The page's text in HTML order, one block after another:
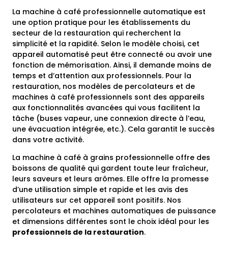
La machine à café professionnelle automatique est
une option pratique pour les établissements du
secteur de la restauration qui recherchent la
simplicité et la rapidité. Selon le modèle choisi, cet
appareil automatisé peut être connecté ou avoir une
fonction de mémorisation. Ainsi, il demande moins de
temps et d’attention aux professionnels. Pour la
restauration, nos modèles de percolateurs et de
machines à café professionnels sont des appareils
aux fonctionnalités avancées qui vous facilitent la
tâche (buses vapeur, une connexion directe à l’eau,
une évacuation intégrée, etc.). Cela garantit le succès
dans votre activité.
La machine à café à grains professionnelle offre des
boissons de qualité qui gardent toute leur fraîcheur,
leurs saveurs et leurs arômes. Elle offre la promesse
d’une utilisation simple et rapide et les avis des
utilisateurs sur cet appareil sont positifs. Nos
percolateurs et machines automatiques de puissance
et dimensions différentes sont le choix idéal pour les
professionnels de la restauration.